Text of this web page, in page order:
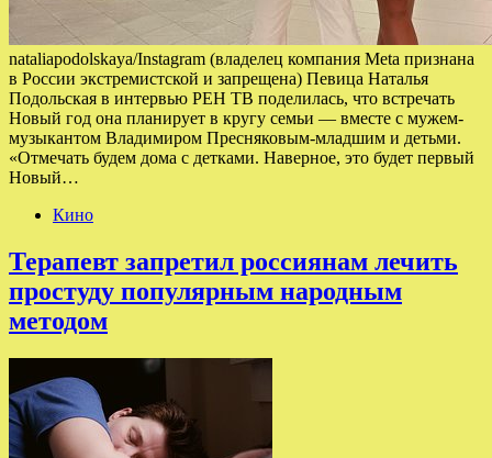
nataliapodolskaya/Instagram (владелец компания Meta признана
в России экстремистской и запрещена) Певица Наталья
Подольская в интервью РЕН ТВ поделилась, что встречать
Новый год она планирует в кругу семьи — вместе с мужем-
музыкантом Владимиром Пресняковым-младшим и детьми.
«Отмечать будем дома с детками. Наверное, это будет первый
Новый…
Кино
Терапевт запретил россиянам лечить
простуду популярным народным
методом